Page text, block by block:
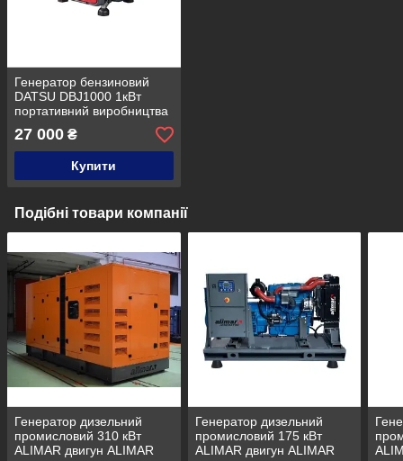
Генератор бензиновий
DATSU DBJ1000 1кВт
портативний виробництва
Туреччина
27 000 ₴
Купити
Подібні товари компанії
Генератор дизельний
промисловий 310 кВт
ALIMAR двигун ALIMAR
Генератор дизельний
промисловий 175 кВт
ALIMAR двигун ALIMAR